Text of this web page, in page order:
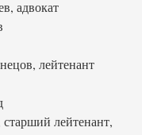
адвокат
лейтенант
лейтенант,